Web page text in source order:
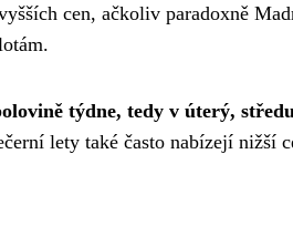
cen, ačkoliv paradoxně
týdne, tedy v úterý,
lety také často nabízejí nižší